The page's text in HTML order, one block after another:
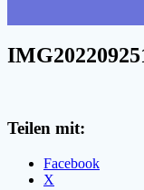
Teilen mit:
Facebook
X